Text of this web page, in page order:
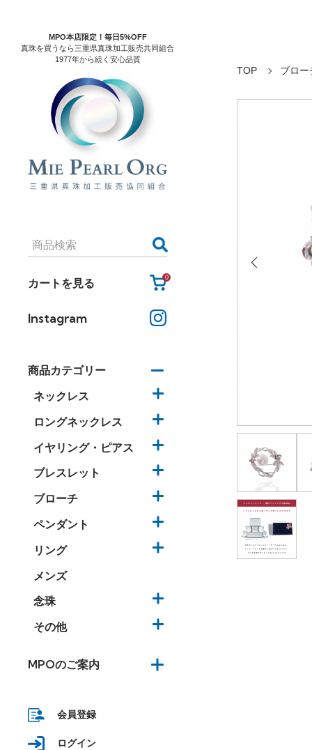
MPO本店限定！毎日5%OFF
真珠を買うなら三重県真珠加工販売共同組合
1977年から続く安心品質
カートを見る 0
Instagram
商品カテゴリー
ネックレス
ロングネックレス
イヤリング・ピアス
ブレスレット
ブローチ
ペンダント
リング
メンズ
念珠
その他
MPOのご案内
会員登録
ログイン
TOP ブロー